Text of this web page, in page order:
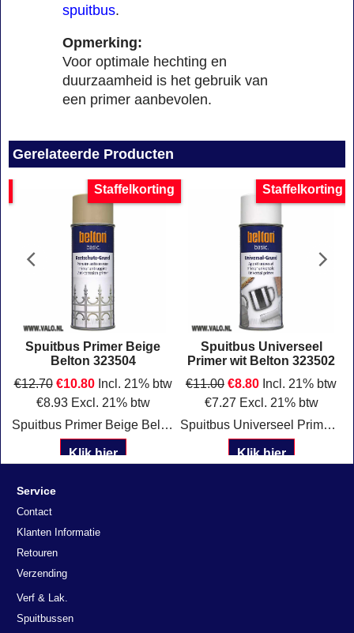
spuitbus.
Opmerking:
Voor optimale hechting en
duurzaamheid is het gebruik van
een primer aanbevolen.
Gerelateerde Producten
Staffelkorting
Spuitbus Primer Beige
Belton 323504
€12.70 €10.80 Incl. 21% btw
€8.93 Excl. 21% btw
Spuitbus Primer Beige Belton 323504
Klik hier
Staffelkorting
Spuitbus Universeel
Primer wit Belton 323502
€11.00 €8.80 Incl. 21% btw
€7.27 Excl. 21% btw
Spuitbus Universeel Primer wit 323502 Belton
Klik hier
Service
Contact
Klanten Informatie
Retouren
Verzending
Verf & Lak.
Spuitbussen